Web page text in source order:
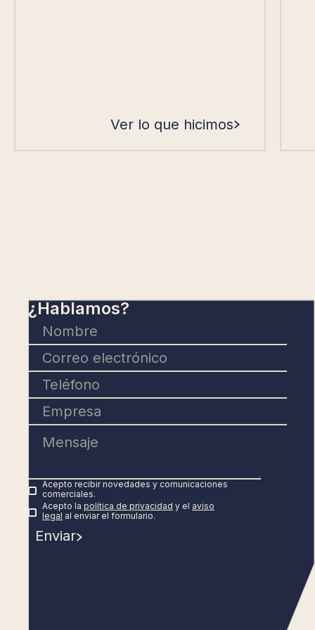
Ver lo que hicimos
¿Hablamos?
Acepto recibir novedades y comunicaciones
comerciales.
Acepto la política de privacidad y el aviso
legal al enviar el formulario.
Enviar